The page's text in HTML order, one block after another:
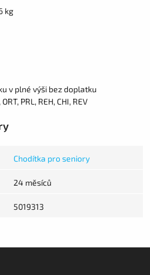
kg
v plné výši bez doplatku
PRL, REH, CHI, REV
Chodítka pro seniory
24 měsíců
5019313